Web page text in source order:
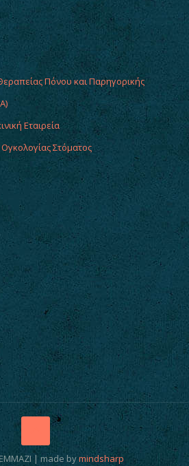
Πόνου και Παρηγορικής
Εταιρεία
Ογκολογίας Στόματος
| made bymindsharp